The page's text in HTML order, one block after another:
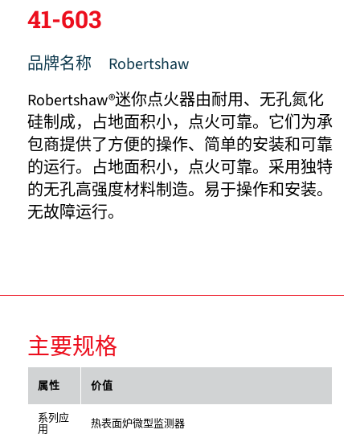
41-603
品牌名称
Robertshaw
Robertshaw®迷你点火器由耐用、无孔氮化
硅制成，占地面积小，点火可靠。它们为承
包商提供了方便的操作、简单的安装和可靠
的运行。占地面积小，点火可靠。采用独特
的无孔高强度材料制造。易于操作和安装。
无故障运行。
主要规格
属性 价值
系列应
用 热表面炉微型监测器